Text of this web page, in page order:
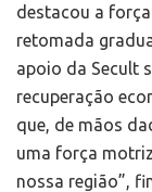
destacou a
retomada
apoio da Secult
recuperação
que, de mãos
uma força
nossa região”,